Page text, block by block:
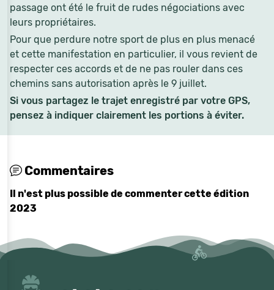
passage ont été le fruit de rudes négociations avec
leurs propriétaires.
Pour que perdure notre sport de plus en plus menacé
et cette manifestation en particulier, il vous revient de
respecter ces accords et de ne pas rouler dans ces
chemins sans autorisation après le 9 juillet.
Si vous partagez le trajet enregistré par votre GPS,
pensez à indiquer clairement les portions à éviter.
Commentaires
Il n'est plus possible de commenter cette édition
2023